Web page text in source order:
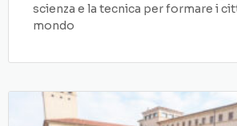
scienza e la tecnica per formare i
mondo